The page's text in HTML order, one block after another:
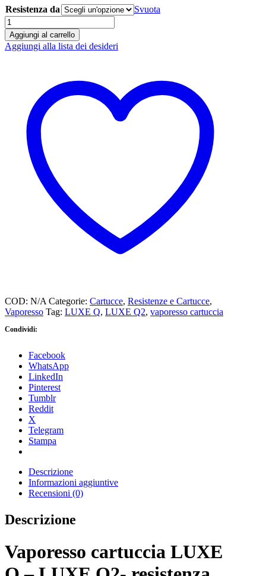
Resistenza da
Svuota
Vaporesso
cartuccia
LUXE
Q
resistenza
integrata
0.6OHM
0.8OHM
Aggiungi al carrello
Aggiungi alla lista dei desideri
COD: N/A Categorie: Cartucce, Resistenze e Cartucce,
Vaporesso Tag: LUXE Q, LUXE Q2, vaporesso cartuccia
Condividi:
Facebook
WhatsApp
LinkedIn
Pinterest
Tumblr
Reddit
X
Telegram
Stampa
Descrizione
Informazioni aggiuntive
Recensioni (0)
Descrizione
Vaporesso cartuccia LUXE